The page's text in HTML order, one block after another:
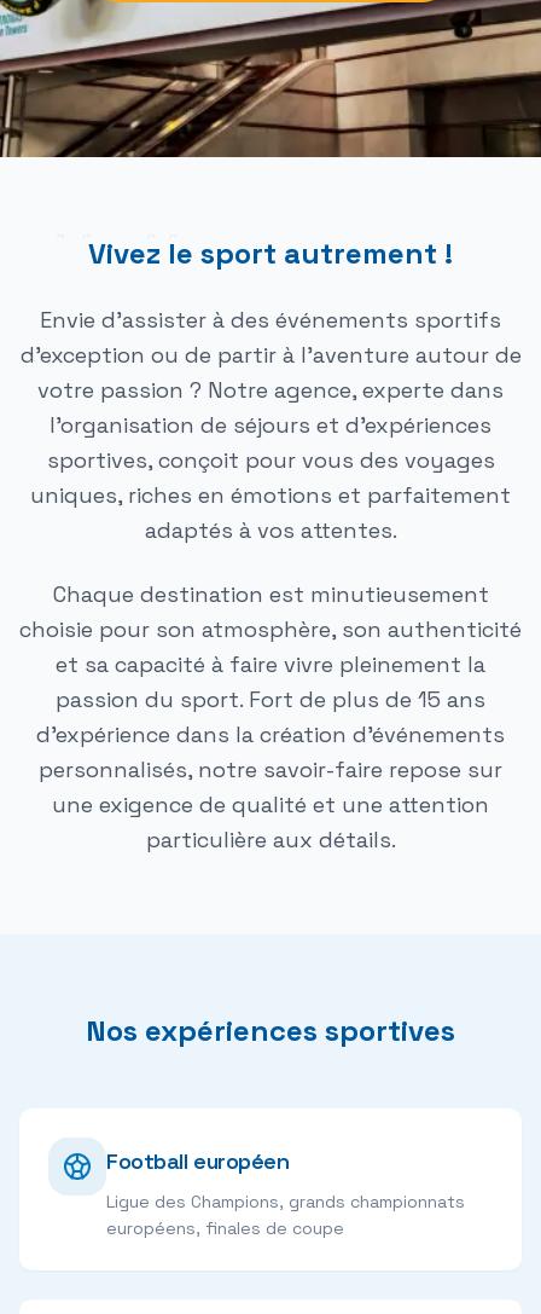
Vivez le sport autrement !
Envie d'assister à des événements sportifs
d'exception ou de partir à l'aventure autour de
votre passion ? Notre agence, experte dans
l'organisation de séjours et d'expériences
sportives, conçoit pour vous des voyages
uniques, riches en émotions et parfaitement
adaptés à vos attentes.
Chaque destination est minutieusement
choisie pour son atmosphère, son authenticité
et sa capacité à faire vivre pleinement la
passion du sport. Fort de plus de 15 ans
d'expérience dans la création d'événements
personnalisés, notre savoir-faire repose sur
une exigence de qualité et une attention
particulière aux détails.
Nos expériences sportives
Football européen
Ligue des Champions, grands championnats
européens, finales de coupe